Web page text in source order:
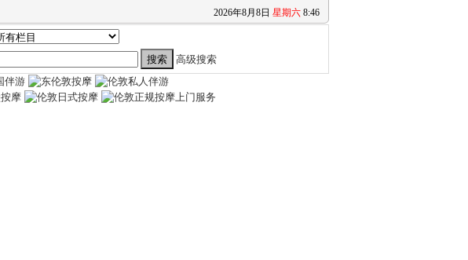
2026年8月 8日 星期六 8:46
高级搜索